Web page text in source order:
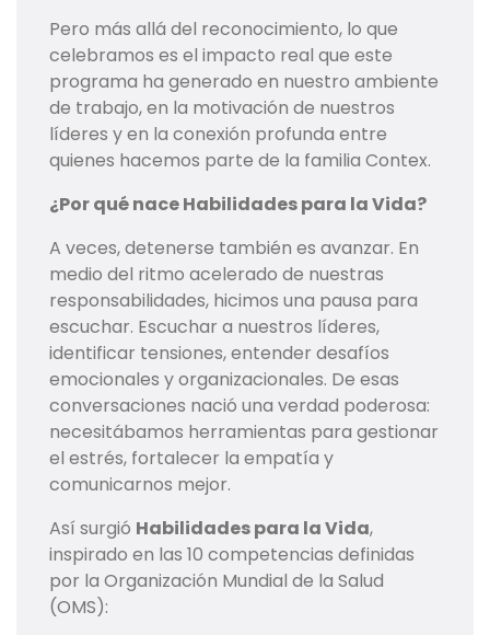
Pero más allá del reconocimiento, lo que
celebramos es el impacto real que este
programa ha generado en nuestro ambiente
de trabajo, en la motivación de nuestros
líderes y en la conexión profunda entre
quienes hacemos parte de la familia Contex.
¿Por qué nace Habilidades para la Vida?
A veces, detenerse también es avanzar. En
medio del ritmo acelerado de nuestras
responsabilidades, hicimos una pausa para
escuchar. Escuchar a nuestros líderes,
identificar tensiones, entender desafíos
emocionales y organizacionales. De esas
conversaciones nació una verdad poderosa:
necesitábamos herramientas para gestionar
el estrés, fortalecer la empatía y
comunicarnos mejor.
Así surgió Habilidades para la Vida,
inspirado en las 10 competencias definidas
por la Organización Mundial de la Salud
(OMS):